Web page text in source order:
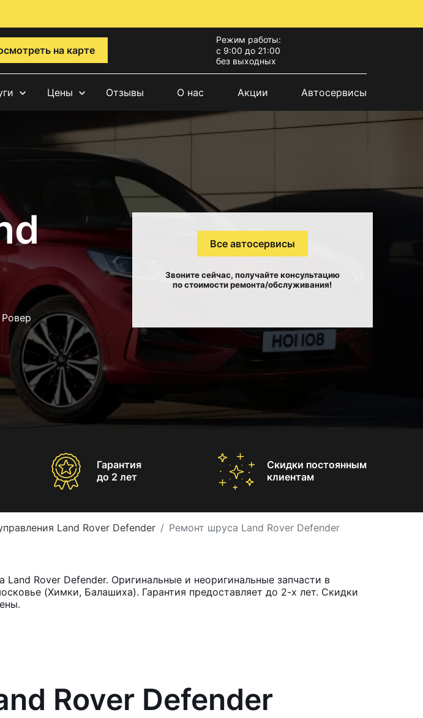
на карте
Режим работы:
с 9:00 до 21:00
без выходных
Цены Отзывы О нас Акции Автосервисы
Все автосервисы
Звоните сейчас, получайте консультацию
по стоимости ремонта/обслуживания!
Гарантия
до 2 лет
Скидки постоянным
клиентам
Land Rover Defender Ремонт шруса Land Rover Defender
Rover Defender. Оригинальные и неоригинальные запчасти в
(Химки, Балашиха). Гарантия предоставляет до 2-х лет. Скидки
Rover Defender